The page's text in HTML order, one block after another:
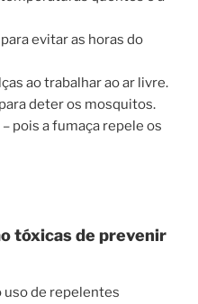
evitar as horas do
ao trabalhar ao ar livre.
deter os mosquitos.
pois a fumaça repele os
tóxicas de prevenir
uso de repelentes